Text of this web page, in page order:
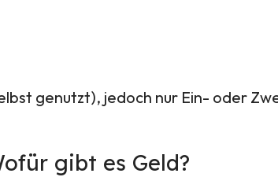
genutzt), jedoch nur Ein- oder
gibt es Geld?